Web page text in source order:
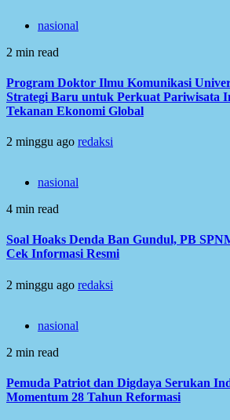
nasional
2 min read
Program Doktor Ilmu Komunikasi
Strategi Baru untuk Perkuat Pariwisata
Tekanan Ekonomi Global
2 minggu ago redaksi
nasional
4 min read
Soal Hoaks Denda Ban Gundul, PB
Cek Informasi Resmi
2 minggu ago redaksi
nasional
2 min read
Pemuda Patriot dan Digdaya Serukan
Momentum 28 Tahun Reformasi